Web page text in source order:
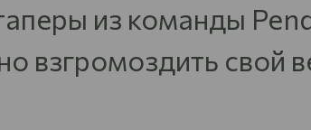
из команды
взгромоздить свой